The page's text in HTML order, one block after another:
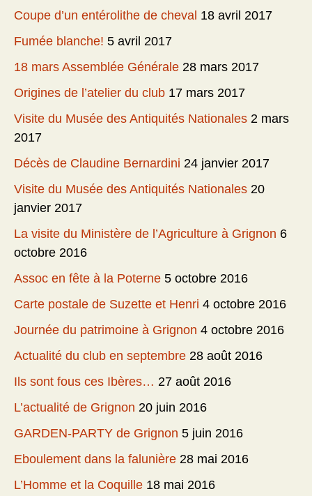
Coupe d’un entérolithe de cheval 18 avril 2017
Fumée blanche! 5 avril 2017
18 mars Assemblée Générale 28 mars 2017
Origines de l’atelier du club 17 mars 2017
Visite du Musée des Antiquités Nationales 2 mars
2017
Décès de Claudine Bernardini 24 janvier 2017
Visite du Musée des Antiquités Nationales 20
janvier 2017
La visite du Ministère de l’Agriculture à Grignon 6
octobre 2016
Assoc en fête à la Poterne 5 octobre 2016
Carte postale de Suzette et Henri 4 octobre 2016
Journée du patrimoine à Grignon 4 octobre 2016
Actualité du club en septembre 28 août 2016
Ils sont fous ces Ibères… 27 août 2016
L’actualité de Grignon 20 juin 2016
GARDEN-PARTY de Grignon 5 juin 2016
Eboulement dans la falunière 28 mai 2016
L’Homme et la Coquille 18 mai 2016